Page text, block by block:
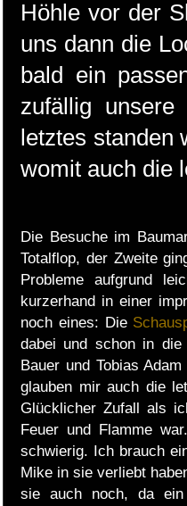
Höhle vor der
uns dann die
bald ein
zufällig
letztes
womit auch die
Die Besuche im
Totalflop, der Zweite
Probleme aufgrund
kurzerhand in einer
noch eines: Die
dabei und schon in die
Bauer und Tobias
glauben mir auch die
Glücklicher Zufall als
Feuer und Flamme
schwierig. Ich brauch
Mike in sie verliebt
sie auch noch, da